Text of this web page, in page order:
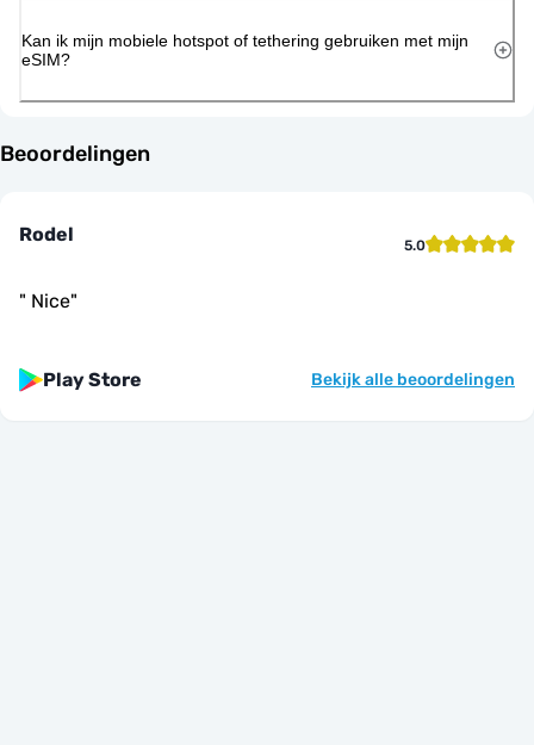
Kan ik mijn mobiele hotspot of tethering gebruiken met mijn
eSIM?
Beoordelingen
Rodel 5.0
" Nice"
Play Store Bekijk alle beoordelingen